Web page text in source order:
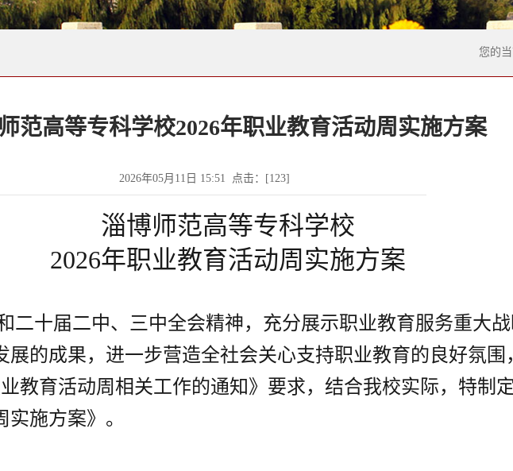
您的当
范高等专科学校2026年职业教育活动周实施方案
2026年05月11日 15:51 点击：[123]
淄博师范高等专科学校
2026年职业教育活动周实施方案
二十届二中、三中全会精神，充分展示职业教育服务重大
展的成果，进一步营造全社会关心支持职业教育的良好氛围
教育活动周相关工作的通知》要求，结合我校实际，特制
施方案》。